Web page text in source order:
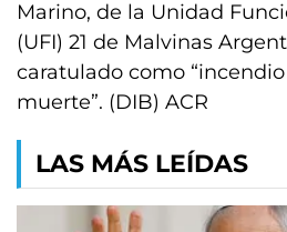
Marino, de la Unidad
(UFI) 21 de Malvinas
caratulado como
muerte”. (DIB) ACR
LAS MÁS LEÍDAS